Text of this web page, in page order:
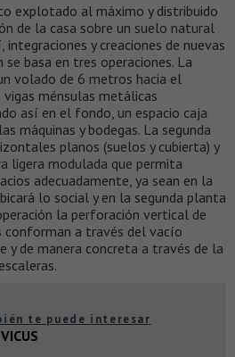
explotado al máximo y distribuido
de la casa sobre un suelo natural
y creaciones de nuevas
basa en tres operaciones. La
volado de 6 metros hacia el
ménsulas metálicas
así en el fondo, un espacio caja
máquinas y bodegas. La segunda
planos (suelos y cubierta) y
ligera modulada que permita
adecuadamente, ya sean en la
lo social y en la segunda planta
la perforación vertical de
a través del vacío
y de manera concreta a través de la
te puede interesar